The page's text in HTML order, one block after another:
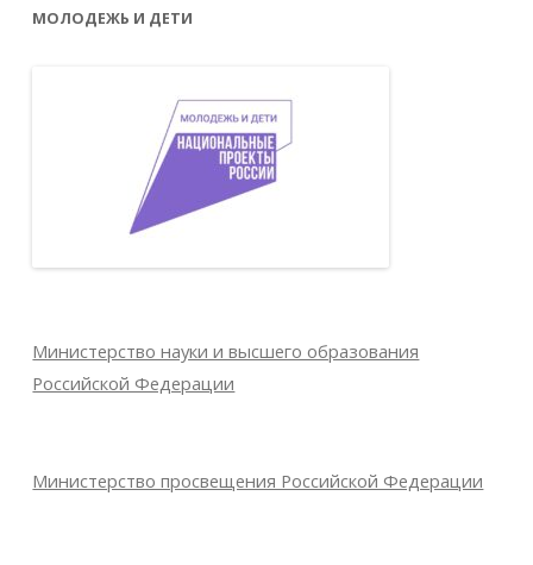
МОЛОДЕЖЬ И ДЕТИ
Министерство науки и высшего образования
Российской Федерации
Министерство просвещения Российской Федерации